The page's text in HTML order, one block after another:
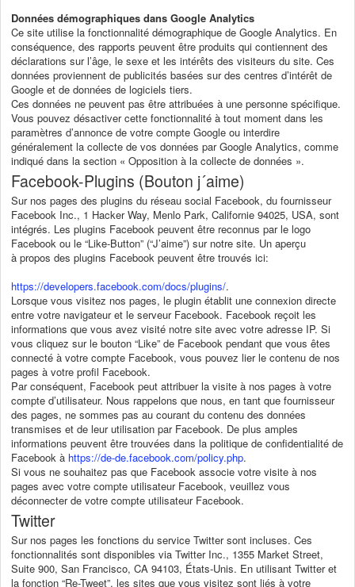
Données démographiques dans Google Analytics
Ce site utilise la fonctionnalité démographique de Google Analytics. En
conséquence, des rapports peuvent être produits qui contiennent des
déclarations sur l’âge, le sexe et les intérêts des visiteurs du site. Ces
données proviennent de publicités basées sur des centres d’intérêt de
Google et de données de logiciels tiers.
Ces données ne peuvent pas être attribuées à une personne spécifique.
Vous pouvez désactiver cette fonctionnalité à tout moment dans les
paramètres d’annonce de votre compte Google ou interdire
généralement la collecte de vos données par Google Analytics, comme
indiqué dans la section « Opposition à la collecte de données ».
Facebook-Plugins (Bouton j´aime)
Sur nos pages des plugins du réseau social Facebook, du fournisseur
Facebook Inc., 1 Hacker Way, Menlo Park, Californie 94025, USA, sont
intégrés. Les plugins Facebook peuvent être reconnus par le logo
Facebook ou le “Like-Button” (“J’aime”) sur notre site. Un aperçu
à propos des plugins Facebook peuvent être trouvés ici:
https://developers.facebook.com/docs/plugins/.
Lorsque vous visitez nos pages, le plugin établit une connexion directe
entre votre navigateur et le serveur Facebook. Facebook reçoit les
informations que vous avez visité notre site avec votre adresse IP. Si
vous cliquez sur le bouton “Like” de Facebook pendant que vous êtes
connecté à votre compte Facebook, vous pouvez lier le contenu de nos
pages à votre profil Facebook.
Par conséquent, Facebook peut attribuer la visite à nos pages à votre
compte d’utilisateur. Nous rappelons que nous, en tant que fournisseur
des pages, ne sommes pas au courant du contenu des données
transmises et de leur utilisation par Facebook. De plus amples
informations peuvent être trouvées dans la politique de confidentialité de
Facebook à https://de-de.facebook.com/policy.php.
Si vous ne souhaitez pas que Facebook associe votre visite à nos
pages avec votre compte utilisateur Facebook, veuillez vous
déconnecter de votre compte utilisateur Facebook.
Twitter
Sur nos pages les fonctions du service Twitter sont incluses. Ces
fonctionnalités sont disponibles via Twitter Inc., 1355 Market Street,
Suite 900, San Francisco, CA 94103, États-Unis. En utilisant Twitter et
la fonction “Re-Tweet”, les sites que vous visitez sont liés à votre